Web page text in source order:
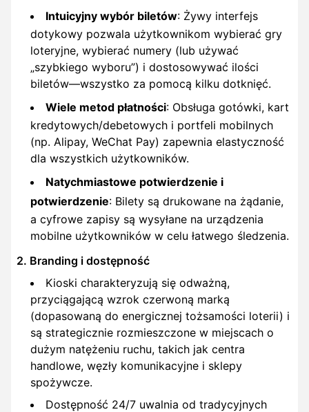
Intuicyjny wybór biletów: Żywy interfejs
dotykowy pozwala użytkownikom wybierać gry
loteryjne, wybierać numery (lub używać
„szybkiego wyboru”) i dostosowywać ilości
biletów—wszystko za pomocą kilku dotknięć.
Wiele metod płatności: Obsługa gotówki, kart
kredytowych/debetowych i portfeli mobilnych
(np. Alipay, WeChat Pay) zapewnia elastyczność
dla wszystkich użytkowników.
Natychmiastowe potwierdzenie i
potwierdzenie: Bilety są drukowane na żądanie,
a cyfrowe zapisy są wysyłane na urządzenia
mobilne użytkowników w celu łatwego śledzenia.
2. Branding i dostępność
Kioski charakteryzują się odważną,
przyciągającą wzrok czerwoną marką
(dopasowaną do energicznej tożsamości loterii) i
są strategicznie rozmieszczone w miejscach o
dużym natężeniu ruchu, takich jak centra
handlowe, węzły komunikacyjne i sklepy
spożywcze.
Dostępność 24/7 uwalnia od tradycyjnych